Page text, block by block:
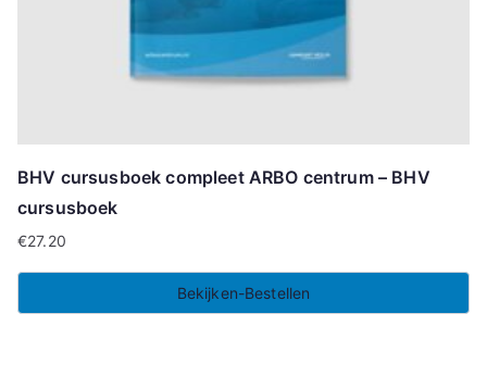
BHV cursusboek compleet ARBO centrum – BHV
cursusboek
€27.20
Bekijken-Bestellen